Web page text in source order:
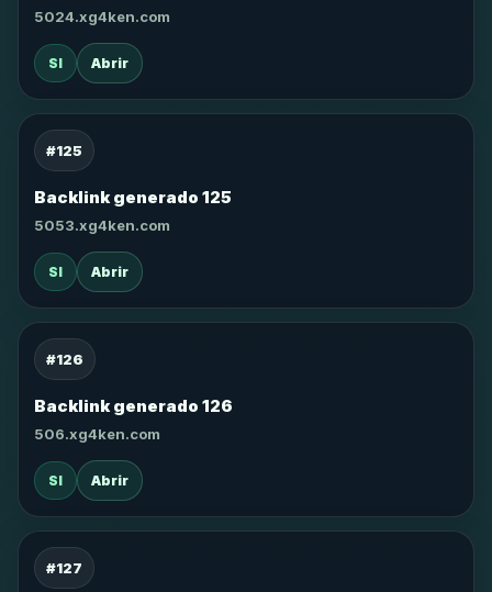
5024.xg4ken.com
SI Abrir
#125
Backlink generado 125
5053.xg4ken.com
SI Abrir
#126
Backlink generado 126
506.xg4ken.com
SI Abrir
#127